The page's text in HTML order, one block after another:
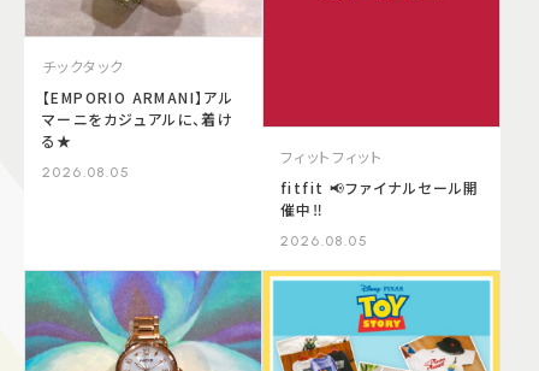
チックタック
【EMPORIO ARMANI】アル
マーニをカジュアルに、着け
る★
2026.08.05
フィットフィット
fitfit 📢ファイナルセール開
催中‼️
2026.08.05